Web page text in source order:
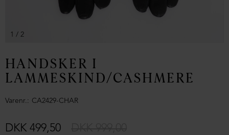
1 / 2
HANDSKER I
LAMMESKIND/CASHMERE
Varenr. CA2429-CHAR
DKK 499,50